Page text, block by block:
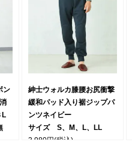
ン
L
紳士ウォルカ膝腰お尻衝撃
緩和パッド入り裾ジップパ
ンツネイビー
サイズ S、M、L、LL